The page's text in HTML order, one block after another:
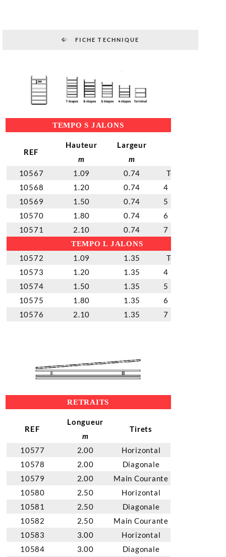
FICHE TECHNIQUE
TEMPO S JALONS
REF
Hauteur
m
Largeur
m
10567 1.09 0.74
Terminal
10568
1.20 0.74
4 marches
10569
1.50 0.74
5 marches
10570
1.80 0.74
6 marches
10571
2.10 0.74 7 marches
TEMPO L JALONS
10572 1.09 1.35
Terminal
10573
1.20 1.35
4 marches
10574
1.50 1.35
5 marches
10575
1.80 1.35
6 marches
10576
2.10 1.35 7 marches
RETRAITS
REF
Longueur
m
Tirets
10577 2.00
Horizontal
10578
2.00
Diagonale
10579
2.00
Main Courante
10580
2.50
Horizontal
10581
2.50
Diagonale
10582
2.50
Main Courante
10583
3.00
Horizontal
10584
3.00
Diagonale